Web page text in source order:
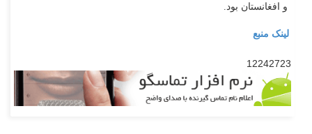
و افغانستان بود.
لینک منبع
12242723